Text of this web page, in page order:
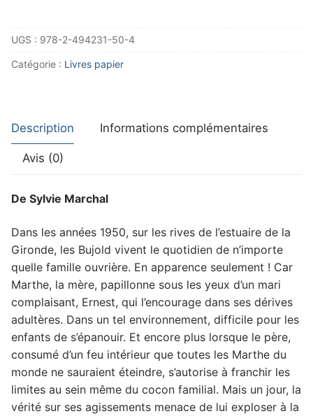
méandres
du
UGS : 978-2-494231-50-4
Catégorie : Livres papier
Description Informations complémentaires
Avis (0)
De Sylvie Marchal
Dans les années 1950, sur les rives de l’estuaire de la
Gironde, les Bujold vivent le quotidien de n’importe
quelle famille ouvrière. En apparence seulement ! Car
Marthe, la mère, papillonne sous les yeux d’un mari
complaisant, Ernest, qui l’encourage dans ses dérives
adultères. Dans un tel environnement, difficile pour les
enfants de s’épanouir. Et encore plus lorsque le père,
consumé d’un feu intérieur que toutes les Marthe du
monde ne sauraient éteindre, s’autorise à franchir les
limites au sein même du cocon familial. Mais un jour, la
vérité sur ses agissements menace de lui exploser à la